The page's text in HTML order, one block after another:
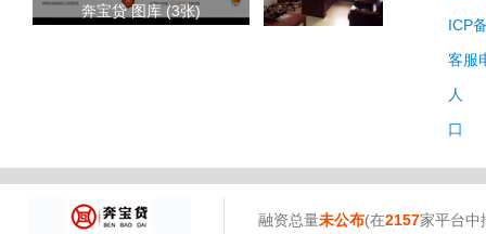
奔宝贷 图库 (3张)
ICP
客服
人
口
融资总量未公布(在2157家平台中